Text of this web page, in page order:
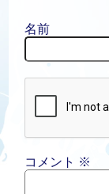
名前
コメント ※